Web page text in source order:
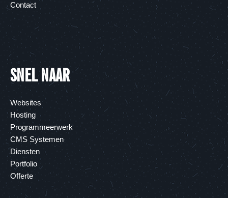
Contact
SNEL NAAR
Websites
Hosting
Programmeerwerk
CMS Systemen
Diensten
Portfolio
Offerte